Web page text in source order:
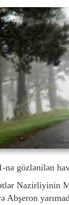
nə gözlənilən
Nazirliyinin
Abşeron